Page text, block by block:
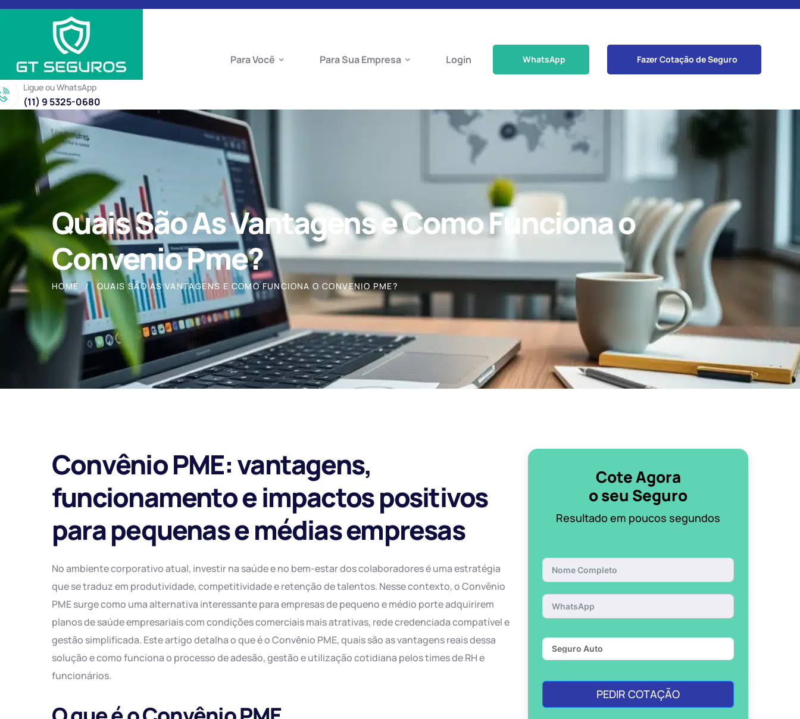
Ligue ou WhatsApp
(11) 9 5325-0680
Para Você Para Sua Empresa Login WhatsApp Fazer Cotação de Seguro
Quais São As Vantagens e Como Funciona o
Convenio Pme?
HOME QUAIS SÃO AS VANTAGENS E COMO FUNCIONA O CONVENIO PME?
Convênio PME: vantagens,
funcionamento e impactos positivos
para pequenas e médias empresas
No ambiente corporativo atual, investir na saúde e no bem-estar dos colaboradores é uma estratégia
que se traduz em produtividade, competitividade e retenção de talentos. Nesse contexto, o Convênio
PME surge como uma alternativa interessante para empresas de pequeno e médio porte adquirirem
planos de saúde empresariais com condições comerciais mais atrativas, rede credenciada compatível e
gestão simplificada. Este artigo detalha o que é o Convênio PME, quais são as vantagens reais dessa
solução e como funciona o processo de adesão, gestão e utilização cotidiana pelos times de RH e
funcionários.
Cote Agora
o seu Seguro
Resultado em poucos segundos
PEDIR COTAÇÃO